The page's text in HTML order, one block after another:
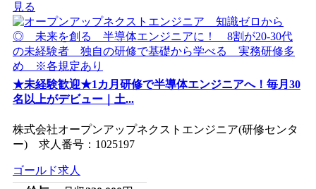
見る
★未経験歓迎★1カ月研修で半導体エンジニアへ！毎月30
名以上がデビュー｜土...
株式会社オープンアップネクストエンジニア(研修センタ
ー) 求人番号：1025197
ゴールド求人